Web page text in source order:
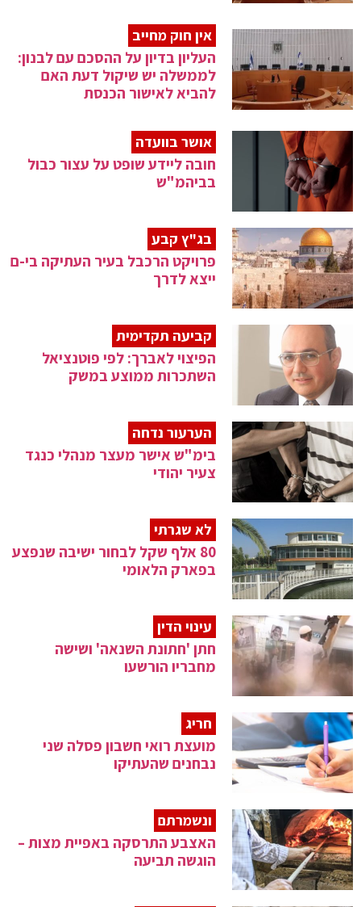
אין חוק מחייב
העליון בדיון על ההסכם עם לבנון:
לממשלה יש שיקול דעת האם
להביא לאישור הכנסת
אושר בוועדה
חובה ליידע שופט על עצור כבול
בביהמ"ש
בג"ץ קבע
פרויקט הרכבל בעיר העתיקה בי-ם
ייצא לדרך
קביעה תקדימית
הפיצוי לאברך: לפי פוטנציאל
השתכרות ממוצע במשק
הערעור נדחה
בימ"ש אישר מעצר מנהלי כנגד
צעיר יהודי
לא שגרתי
80 אלף שקל לבחור ישיבה שנפצע
בפארק הלאומי
עינוי הדין
חתן 'חתונת השנאה' ושישה
מחבריו הורשעו
חריג
מועצת רואי חשבון פסלה שני
נבחנים שהעתיקו
ונשמרתם
האצבע התרסקה באפיית מצות –
הוגשה תביעה